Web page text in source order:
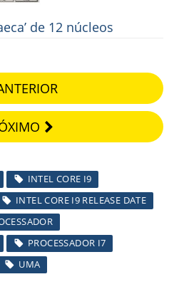
de 12 núcleos
INTEL CORE I9
INTEL CORE I9 RELEASE DATE
PROCESSADOR I7
UMA